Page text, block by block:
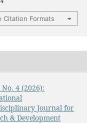
Citation Formats
No. 4 (2026):
Journal for
& Development